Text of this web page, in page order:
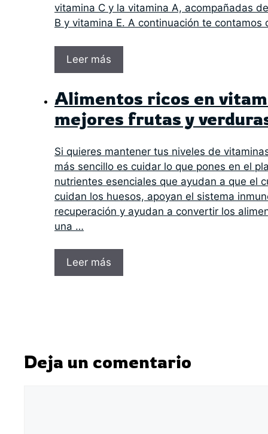
vitamina C y la vitamina A, acompañadas
B y vitamina E. A continuación te
Leer más
Alimentos ricos en
mejores frutas y
Si quieres mantener tus niveles de
más sencillo es cuidar lo que pones en el
nutrientes esenciales que ayudan a que el
cuidan los huesos, apoyan el sistema
recuperación y ayudan a convertir los
una …
Leer más
Deja un comentario